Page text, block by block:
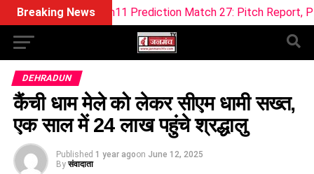
Breaking News
Dream11 Prediction Match 27: Pitch Report, Playing XI &
DEHRADUN
कैंची धाम मेले को लेकर सीएम धामी सख्त,
एक साल में 24 लाख पहुंचे श्रद्धालु
Published 1 year agoon June 12, 2025
By संवादाता